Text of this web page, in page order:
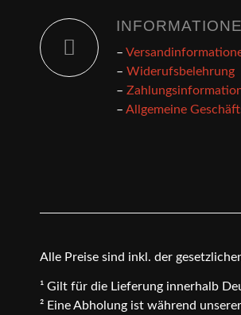
–
– Widerufsbelehrung
–
– Allgemeine
Alle Preise sind inkl. der
¹ Gilt für die Lieferung innerhalb
² Eine Abholung ist während